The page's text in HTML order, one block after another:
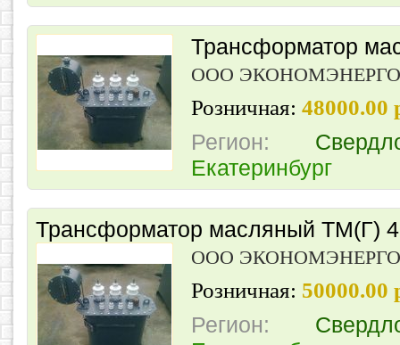
Трансформатор
ООО ЭКОНОМЭНЕРГО
Розничная: 48000.00
Регион:
Екатеринбург
Трансформатор масляный ТМ(Г)
ООО ЭКОНОМЭНЕРГО
Розничная: 50000.00
Регион: